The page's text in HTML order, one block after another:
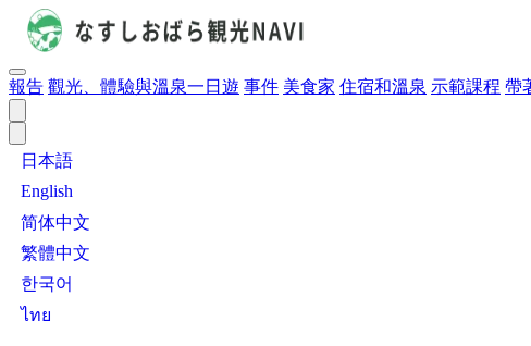
報告 觀光、體驗與溫泉一日遊 事件 美食家 住宿和溫泉 示範課程 帶
日本語
English
简体中文
繁體中文
한국어
ไทย